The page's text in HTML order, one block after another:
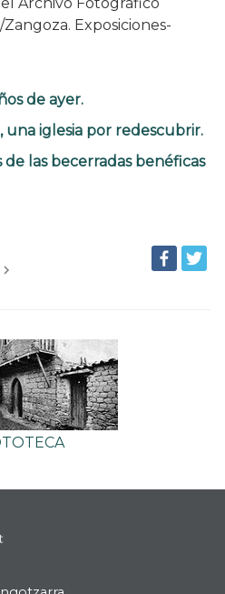
Exposiciones-
de ayer.
una iglesia por redescubrir.
de las becerradas benéficas